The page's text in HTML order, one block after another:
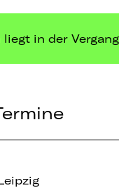
liegt in der